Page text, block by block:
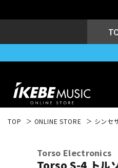
TOP ONLINE STORE シンセ
Torso Electronics
Torso S-4 トル